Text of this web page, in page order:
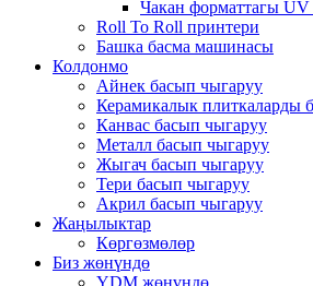
Чакан форматтагы UV
Roll To Roll принтери
Башка басма машинасы
Колдонмо
Айнек басып чыгаруу
Керамикалык плиткаларды
Канвас басып чыгаруу
Металл басып чыгаруу
Жыгач басып чыгаруу
Тери басып чыгаруу
Акрил басып чыгаруу
Жаңылыктар
Көргөзмөлөр
Биз жөнүндө
YDM жөнүндө